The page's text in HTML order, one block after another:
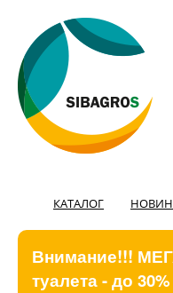
КАТАЛОГ
Внимание!!!
туалета - до